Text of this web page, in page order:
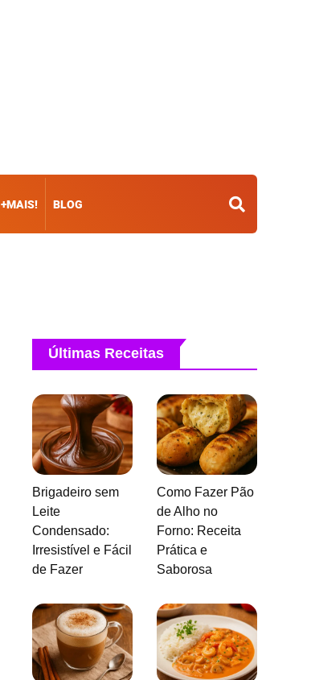
+MAIS! BLOG
Últimas Receitas
Brigadeiro sem
Leite
Condensado:
Irresistível e Fácil
de Fazer
Como Fazer Pão
de Alho no
Forno: Receita
Prática e
Saborosa